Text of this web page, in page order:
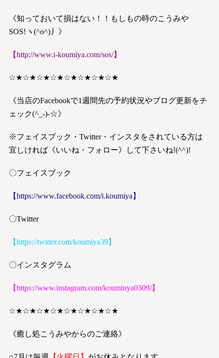
《知っておいて損はない！！もしもの時のこうみや
SOS!ヽ(^o^)丿》
【http://www.i-koumiya.com/sos/】
☆★☆★☆★☆★☆★☆★☆★☆★
《当店のFacebookで1週間先の予約状況やブログ更新をチ
ェック(^_-)-☆》
※フェイスブック・Twitter・インスタをされている方は
宜しければ《いいね・フォロー》して下さいね!(^^)!
〇フェイスブック
【https://www.facebook.com/i.koumiya 】
〇Twitter
【https://twitter.com/koumiya39】
〇インスタグラム
【https://www.instagram.com/kouminya0309/】
☆★☆★☆★☆★☆★☆★☆★☆★
《癒し処こうみやからのご連絡》